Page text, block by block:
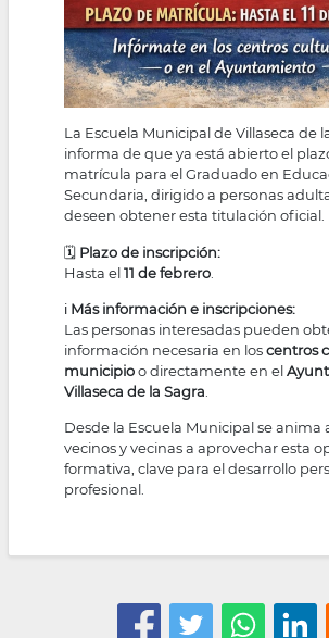
La Escuela Municipal de Villaseca de
informa de que ya está abierto el
matrícula para el Graduado en
Secundaria, dirigido a personas
deseen obtener esta titulación oficial.
🗓 Plazo de inscripción:
Hasta el11 de febrero
ℹ️ Más información e inscripciones:
Las personas interesadas pueden
información necesaria en loscentros
municipioo directamente en el
Villaseca de la Sagra
Desde la Escuela Municipal se anima
vecinos y vecinas a aprovechar esta
formativa, clave para el desarrollo
profesional.